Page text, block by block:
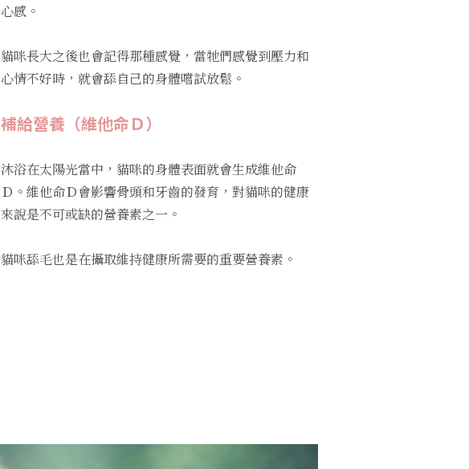
心感。
貓咪長大之後也會記得那種感覺，當牠們感覺到壓力和
心情不好時，就會舔自己的身體嚐試放鬆。
補給營養（維他命Ｄ）
沐浴在太陽光當中，貓咪的身體表面就會生成維他命
Ｄ。維他命Ｄ會影響骨頭和牙齒的發育，對貓咪的健康
來說是不可或缺的營養素之一。
貓咪舔毛也是在攝取維持健康所需要的重要營養素。